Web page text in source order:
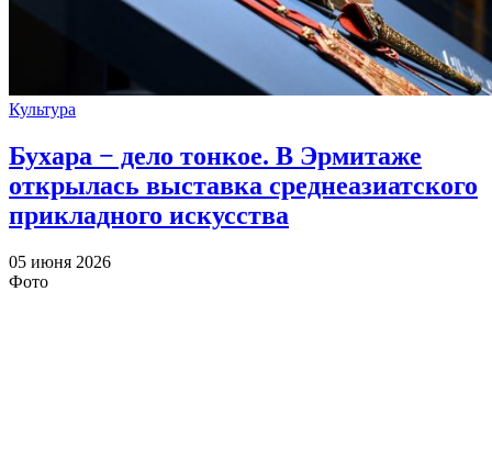
Культура
Бухара − дело тонкое. В Эрмитаже
открылась выставка среднеазиатского
прикладного искусства
05 июня 2026
Фото